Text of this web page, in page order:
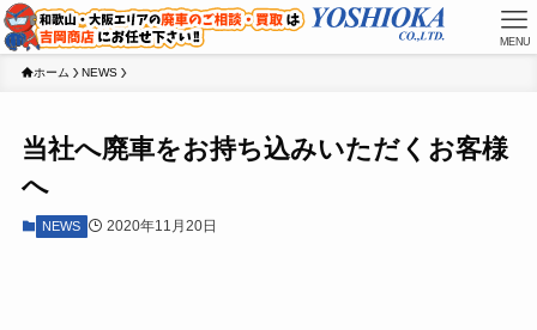
MENU
ホーム NEWS
当社へ廃車をお持ち込みいただくお客様
へ
NEWS 2020年11月20日